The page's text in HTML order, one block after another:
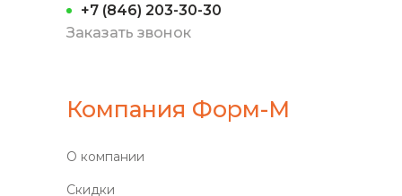
+7 (846) 203-30-30
Заказать звонок
Компания Форм-М
О компании
Скидки